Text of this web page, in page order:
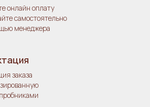
онлайн оплату
самостоятельно
менеджера
заказа